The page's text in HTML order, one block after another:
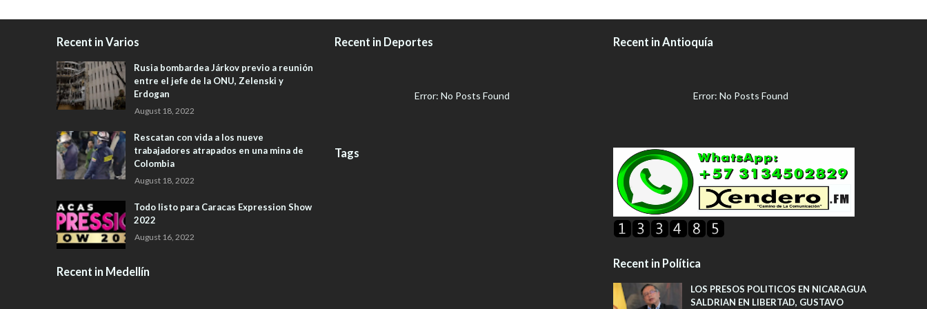
Recent in Varios
Rusia bombardea Járkov previo a reunión
entre el jefe de la ONU, Zelenski y
Erdogan
August 18, 2022
Rescatan con vida a los nueve
trabajadores atrapados en una mina de
Colombia
August 18, 2022
Todo listo para Caracas Expression Show
2022
August 16, 2022
Recent in Medellín
Recent in Deportes
Error: No Posts Found
Tags
Recent in Antioquía
Error: No Posts Found
Recent in Política
LOS PRESOS POLITICOS EN NICARAGUA
SALDRIAN EN LIBERTAD, GUSTAVO